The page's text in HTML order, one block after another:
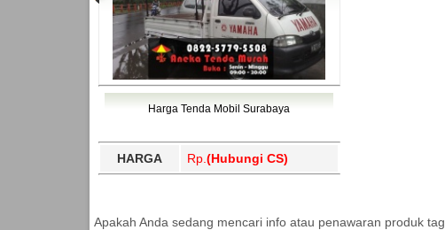
Harga Tenda Mobil Surabaya
HARGA Rp. (Hubungi CS)
Apakah Anda sedang mencari info atau penawaran produk tag